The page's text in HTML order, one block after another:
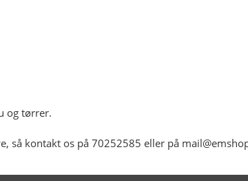
og tørrer.
så kontakt os på 70252585 eller på